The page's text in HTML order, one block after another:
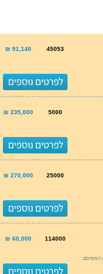
45053
91,140 ₪
5000
235,000 ₪
25000
270,000 ₪
המפרסם
114000
60,000 ₪